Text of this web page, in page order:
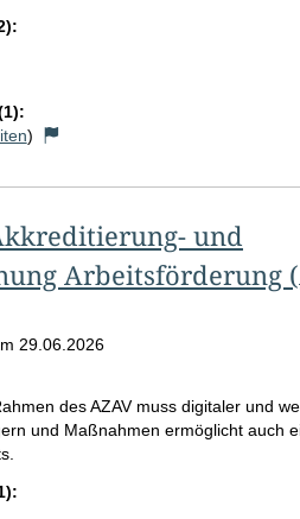
)
und
Arbeitsförderung
29.06.2026
des AZAV muss digitaler und
und Maßnahmen ermöglicht auch